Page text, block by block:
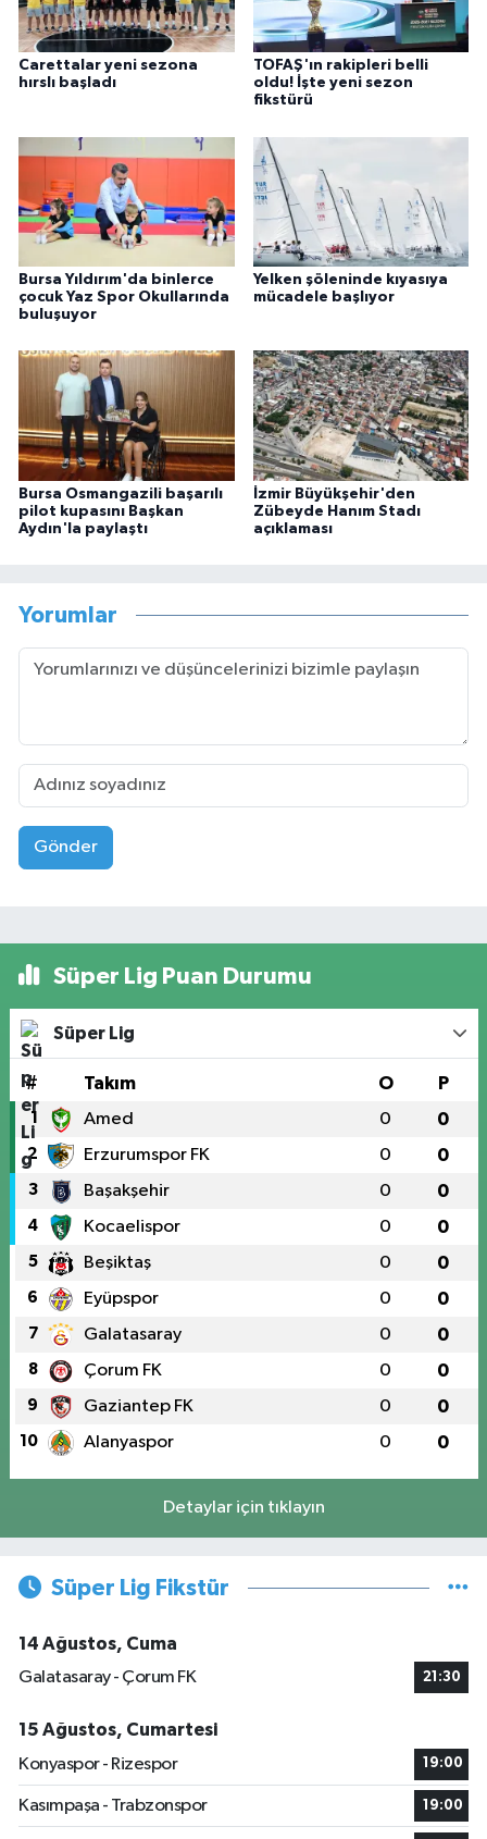
Carettalar yeni sezona
hırslı başladı
TOFAŞ'ın rakipleri belli
oldu! İşte yeni sezon
fikstürü
Bursa Yıldırım'da binlerce
çocuk Yaz Spor Okullarında
buluşuyor
Yelken şöleninde kıyasıya
mücadele başlıyor
Bursa Osmangazili başarılı
pilot kupasını Başkan
Aydın'la paylaştı
İzmir Büyükşehir'den
Zübeyde Hanım Stadı
açıklaması
Yorumlar
Gönder
Süper Lig Puan Durumu
Süper Lig
# Takım O P
1 Amed 0 0
2 Erzurumspor FK 0 0
3 Başakşehir 0 0
4 Kocaelispor 0 0
5 Beşiktaş 0 0
6 Eyüpspor 0 0
7 Galatasaray 0 0
8 Çorum FK 0 0
9 Gaziantep FK 0 0
10 Alanyaspor 0 0
Detaylar için tıklayın
Süper Lig Fikstür
14 Ağustos, Cuma
Galatasaray - Çorum FK
21:30
15 Ağustos, Cumartesi
Konyaspor - Rizespor
19:00
Kasımpaşa - Trabzonspor 19:00